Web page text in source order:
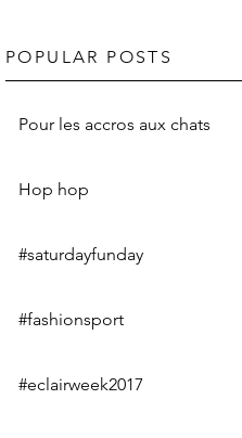
POPULAR POSTS
Pour les accros aux chats
Hop hop
#saturdayfunday
#fashionsport
#eclairweek2017